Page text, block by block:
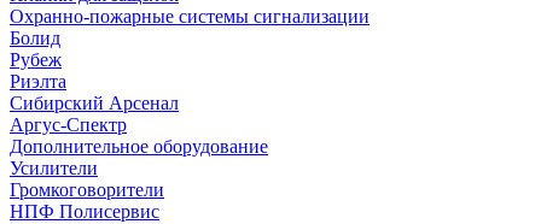
Охранно-пожарные системы сигнализации
Болид
Рубеж
Риэлта
Сибирский Арсенал
Аргус-Спектр
Дополнительное оборудование
Усилители
Громкоговорители
НПФ Полисервис